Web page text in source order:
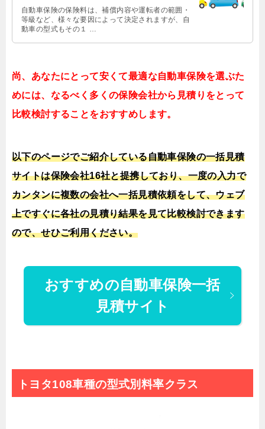
自動車保険の保険料は、補償内容や運転者の範囲・
等級など、様々な要因によって決定されますが、自
動車の型式もその１ …
尚、あなたにとって安くて最適な自動車保険を選ぶた
めには、なるべく多くの保険会社から見積りをとって
比較検討することをおすすめします。
以下のページでご紹介している自動車保険の一括見積
サイトは保険会社16社と提携しており、一度の入力で
カンタンに複数の会社へ一括見積依頼をして、ウェブ
上ですぐに各社の見積り結果を見て比較検討できます
ので、せひご利用ください。
おすすめの自動車保険一括
見積サイト
トヨタ108車種の型式別料率クラス